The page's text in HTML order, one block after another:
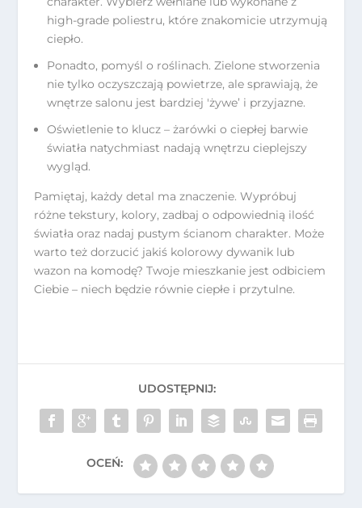
high-grade poliestru, które znakomicie utrzymują
ciepło.
Ponadto, pomyśl o roślinach. Zielone stworzenia
nie tylko oczyszczają powietrze, ale sprawiają, że
wnętrze salonu jest bardziej 'żywe’ i przyjazne.
Oświetlenie to klucz – żarówki o ciepłej barwie
światła natychmiast nadają wnętrzu cieplejszy
wygląd.
Pamiętaj, każdy detal ma znaczenie. Wypróbuj
różne tekstury, kolory, zadbaj o odpowiednią ilość
światła oraz nadaj pustym ścianom charakter. Może
warto też dorzucić jakiś kolorowy dywanik lub
wazon na komodę? Twoje mieszkanie jest odbiciem
Ciebie – niech będzie równie ciepłe i przytulne.